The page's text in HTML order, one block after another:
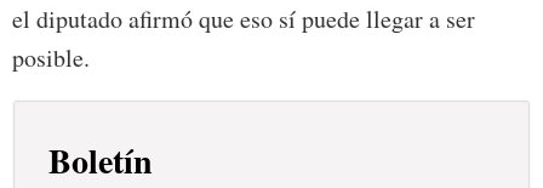
el diputado afirmó que eso sí puede llegar a ser
posible.
Boletín